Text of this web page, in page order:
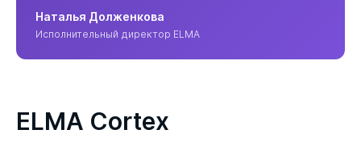
Наталья Долженкова
Исполнительный директор ELMA
ELMA Cortex